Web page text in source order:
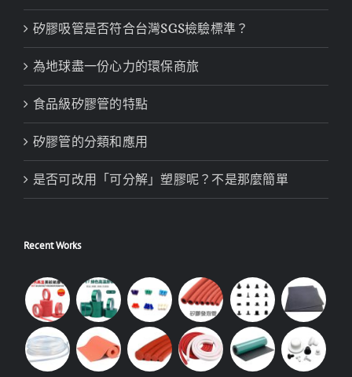
矽膠吸管是否符合台灣SGS檢驗標準？
為地球盡一份心力的環保商旅
食品級矽膠管的特點
矽膠管的分類和應用
是否可改用「可分解」塑膠呢？不是那麼簡單
Recent Works